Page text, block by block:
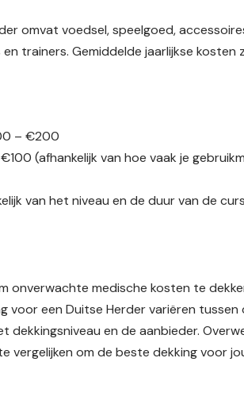
omvat voedsel, speelgoed,
trainers. Gemiddelde jaarlijkse kosten
– €200
(afhankelijk van hoe vaak je
van het niveau en de duur van de
onverwachte medische kosten te
voor een Duitse Herder variëren
dekkingsniveau en de aanbieder.
vergelijken om de beste dekking voor